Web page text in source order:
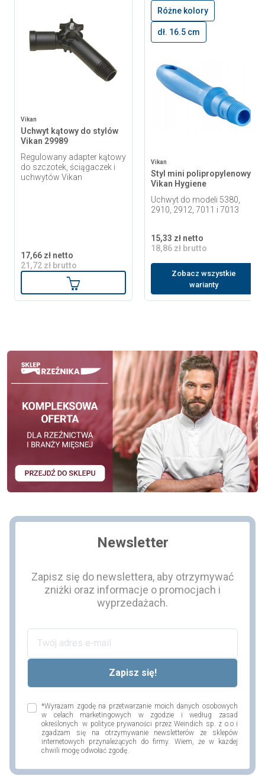
Vikan
Uchwyt kątowy do stylów
Vikan 29989
Regulowany adapter kątowy
do szczotek, ściągaczek i
uchwytów Vikan
17,66 zł netto
21,72 zł brutto
Dodaj do koszyka
Różne kolory
dł. 16.5 cm
Vikan
Styl mini polipropylenowy
Vikan Hygiene
Uchwyt do modeli 5380,
2910, 2912, 7011 i 7013
15,33 zł netto
18,86 zł brutto
Zobacz wszystkie
warianty
Newsletter
Zapisz się do newslettera, aby otrzymywać
zniżki oraz informacje o promocjach i
wyprzedażach.
*Wyrażam zgodę na przetwarzanie moich danych osobowych
w celach marketingowych w zgodzie i według zasad
określonych w polityce prywaności przez Weindich sp. z o.o i
zgadzam się na otrzymywanie newsletterów ze sklepów
internetowych przynależących do firmy. Wiem, że w każdej
chwili mogę odwołać zgodę.